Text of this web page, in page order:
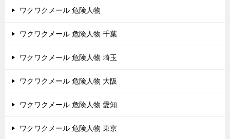
ワクワクメール 危険人物
ワクワクメール 危険人物 千葉
ワクワクメール 危険人物 埼玉
ワクワクメール 危険人物 大阪
ワクワクメール 危険人物 愛知
ワクワクメール 危険人物 東京